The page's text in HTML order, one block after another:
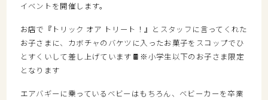
イベントを開催します。
お店で『トリック オア トリート！』とスタッフに言ってくれた
お子さまに、カボチャのバケツに入ったお菓子をスコップでひ
とすくいして差し上げています🍫※小学生以下のお子さま限定
となります
エアバギーに乗っているベビーはもちろん、ベビーカーを卒業